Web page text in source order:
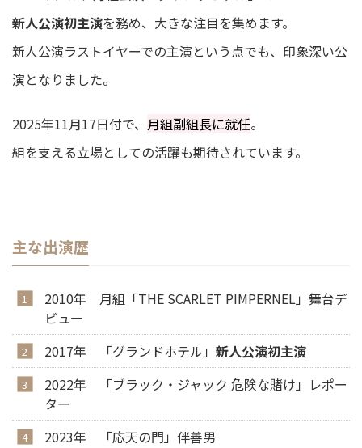
新人公演初主演を務め、大きな注目を集めます。
新人公演ラストイヤーでの主演という点でも、印象深い公
演となりました。
2025年11月17日付で、 月組副組長に就任。
組を支える立場としての活躍も期待されています。
主な出演歴
2010年 月組「THE SCARLET PIMPERNEL」舞台デ
ビュー
2017年 「グランドホテル」 新人公演初主演
2022年 「ブラック・ジャック 危険な賭け」レポー
ター
2023年 「応天の門」伴善男